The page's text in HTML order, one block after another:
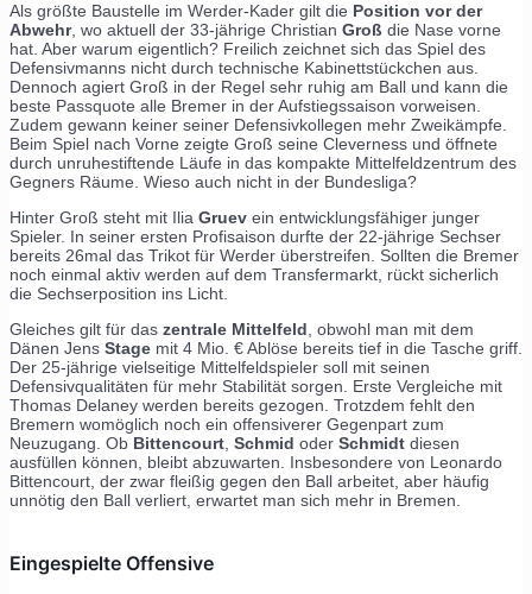
Als größte Baustelle im Werder-Kader gilt die Position vor der
Abwehr, wo aktuell der 33-jährige Christian Groß die Nase vorne
hat. Aber warum eigentlich? Freilich zeichnet sich das Spiel des
Defensivmanns nicht durch technische Kabinettstückchen aus.
Dennoch agiert Groß in der Regel sehr ruhig am Ball und kann die
beste Passquote alle Bremer in der Aufstiegssaison vorweisen.
Zudem gewann keiner seiner Defensivkollegen mehr Zweikämpfe.
Beim Spiel nach Vorne zeigte Groß seine Cleverness und öffnete
durch unruhestiftende Läufe in das kompakte Mittelfeldzentrum des
Gegners Räume. Wieso auch nicht in der Bundesliga?
Hinter Groß steht mit Ilia Gruev ein entwicklungsfähiger junger
Spieler. In seiner ersten Profisaison durfte der 22-jährige Sechser
bereits 26mal das Trikot für Werder überstreifen. Sollten die Bremer
noch einmal aktiv werden auf dem Transfermarkt, rückt sicherlich
die Sechserposition ins Licht.
Gleiches gilt für das zentrale Mittelfeld , obwohl man mit dem
Dänen Jens Stage mit 4 Mio. € Ablöse bereits tief in die Tasche griff.
Der 25-jährige vielseitige Mittelfeldspieler soll mit seinen
Defensivqualitäten für mehr Stabilität sorgen. Erste Vergleiche mit
Thomas Delaney werden bereits gezogen. Trotzdem fehlt den
Bremern womöglich noch ein offensiverer Gegenpart zum
Neuzugang. Ob Bittencourt Schmid oder Schmidt diesen
ausfüllen können, bleibt abzuwarten. Insbesondere von Leonardo
Bittencourt, der zwar fleißig gegen den Ball arbeitet, aber häufig
unnötig den Ball verliert, erwartet man sich mehr in Bremen.
Eingespielte Offensive